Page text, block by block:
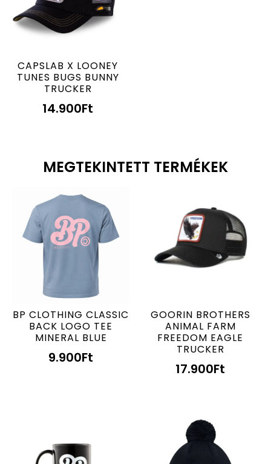
CAPSLAB X LOONEY
TUNES BUGS BUNNY
TRUCKER
14.900Ft
MEGTEKINTETT TERMÉKEK
BP CLOTHING CLASSIC
BACK LOGO TEE
MINERAL BLUE
9.900Ft
GOORIN BROTHERS
ANIMAL FARM
FREEDOM EAGLE
TRUCKER
17.900Ft